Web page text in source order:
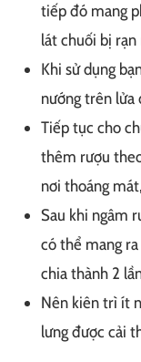
tiếp đó mang
lát chuối bị rạn
Khi sử dụng
nướng trên lửa
Tiếp tục cho
thêm rượu
nơi thoáng
Sau khi ngâm
có thể mang
chia thành 2
Nên kiên trì ít
lưng được cải